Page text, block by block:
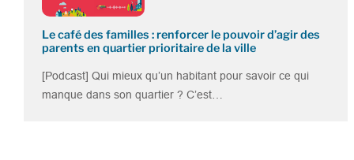
Le café des familles : renforcer le pouvoir d’agir des
parents en quartier prioritaire de la ville
[Podcast] Qui mieux qu’un habitant pour savoir ce qui
manque dans son quartier ? C’est…